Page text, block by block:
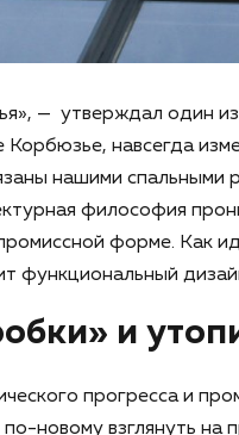
— утверждал один
навсегда
нашими спальными
философия
форме. Как
функциональный
и
прогресса и
новому взглянуть